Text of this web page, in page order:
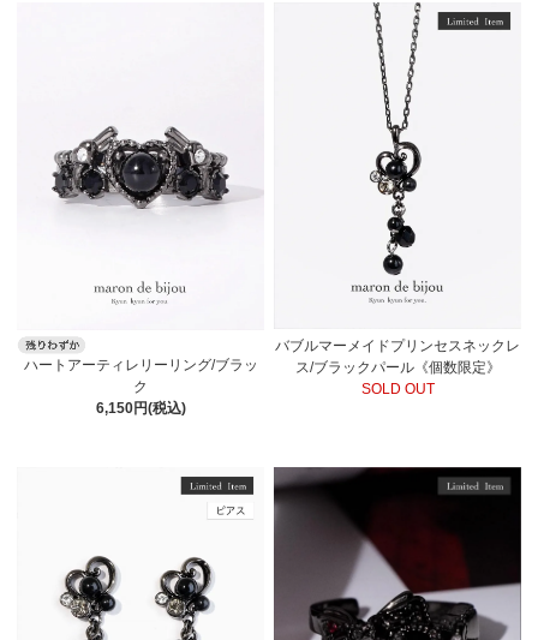
ハートアーティレリーリング/ブラッ
ク
6,150円(税込)
バブルマーメイドプリンセスネックレ
ス/ブラックパール《個数限定》
SOLD OUT